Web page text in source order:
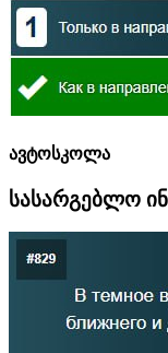
ავტოსკოლა
სასარგებლო